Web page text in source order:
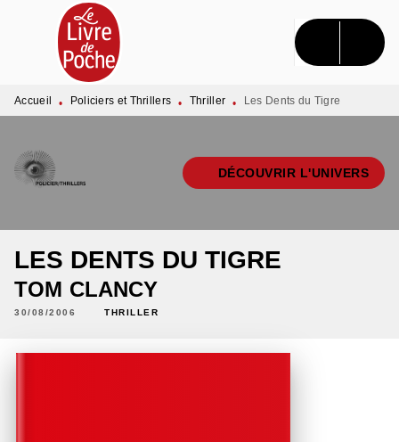
MENU RECHERCHE CONTENU
PIED DE PAGE
Accueil • Policiers et Thrillers • Thriller • Les Dents du Tigre
DÉCOUVRIR L'UNIVERS
LES DENTS DU TIGRE
TOM CLANCY
30/08/2006 THRILLER